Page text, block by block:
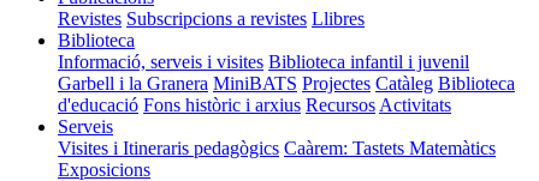
Revistes Subscripcions a revistes Llibres
Biblioteca
Informació, serveis i visites Biblioteca infantil i juvenil
Garbell i la Granera MiniBATS Projectes Catàleg Biblioteca
d'educació Fons històric i arxius Recursos Activitats
Serveis
Visites i Itineraris pedagògics Caàrem: Tastets Matemàtics
Exposicions